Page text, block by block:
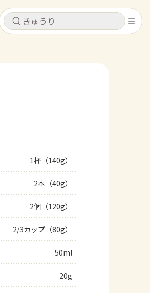
キャンセル
コンテンツ
レシピ
トーク
よくあるお問い合わせ
キャンセル
1杯（140g）
2本（40g）
2個（120g）
2/3カップ（80g）
50ml
20g